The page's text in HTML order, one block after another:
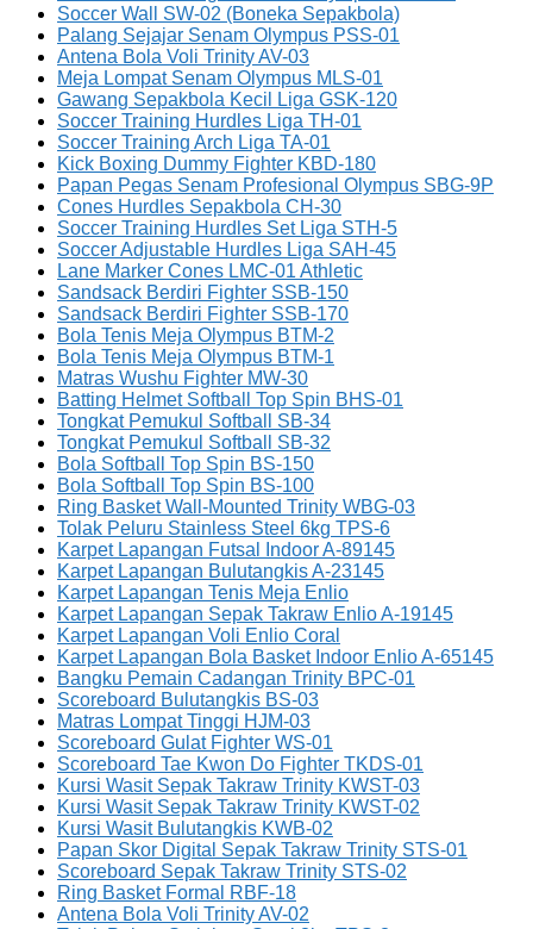
Soccer Wall SW-02 (Boneka Sepakbola)
Palang Sejajar Senam Olympus PSS-01
Antena Bola Voli Trinity AV-03
Meja Lompat Senam Olympus MLS-01
Gawang Sepakbola Kecil Liga GSK-120
Soccer Training Hurdles Liga TH-01
Soccer Training Arch Liga TA-01
Kick Boxing Dummy Fighter KBD-180
Papan Pegas Senam Profesional Olympus SBG-9P
Cones Hurdles Sepakbola CH-30
Soccer Training Hurdles Set Liga STH-5
Soccer Adjustable Hurdles Liga SAH-45
Lane Marker Cones LMC-01 Athletic
Sandsack Berdiri Fighter SSB-150
Sandsack Berdiri Fighter SSB-170
Bola Tenis Meja Olympus BTM-2
Bola Tenis Meja Olympus BTM-1
Matras Wushu Fighter MW-30
Batting Helmet Softball Top Spin BHS-01
Tongkat Pemukul Softball SB-34
Tongkat Pemukul Softball SB-32
Bola Softball Top Spin BS-150
Bola Softball Top Spin BS-100
Ring Basket Wall-Mounted Trinity WBG-03
Tolak Peluru Stainless Steel 6kg TPS-6
Karpet Lapangan Futsal Indoor A-89145
Karpet Lapangan Bulutangkis A-23145
Karpet Lapangan Tenis Meja Enlio
Karpet Lapangan Sepak Takraw Enlio A-19145
Karpet Lapangan Voli Enlio Coral
Karpet Lapangan Bola Basket Indoor Enlio A-65145
Bangku Pemain Cadangan Trinity BPC-01
Scoreboard Bulutangkis BS-03
Matras Lompat Tinggi HJM-03
Scoreboard Gulat Fighter WS-01
Scoreboard Tae Kwon Do Fighter TKDS-01
Kursi Wasit Sepak Takraw Trinity KWST-03
Kursi Wasit Sepak Takraw Trinity KWST-02
Kursi Wasit Bulutangkis KWB-02
Papan Skor Digital Sepak Takraw Trinity STS-01
Scoreboard Sepak Takraw Trinity STS-02
Ring Basket Formal RBF-18
Antena Bola Voli Trinity AV-02